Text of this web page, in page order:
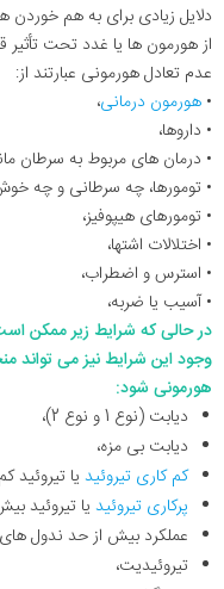
دلایل زیادی برای به هم خوردن
از هورمون ها یا غدد تحت تأثیر
عدم تعادل هورمونی عبارتند از:
• هورمون درمانی،
• داروها،
• درمان های مربوط به سرطان
• تومورها، چه سرطانی و چه
• تومورهای هیپوفیز،
• اختلالات اشتها،
• استرس و اضطراب،
• آسیب یا ضربه،
در حالی که شرایط زیر ممکن
وجود این شرایط نیز می تواند
هورمونی شود:
دیابت (نوع 1 و نوع 2)،
دیابت بی مزه،
کم کاری تیروئید یا تیروئید
پرکاری تیروئید یا تیروئید
عملکرد بیش از حد ندول های
تیروئیدیت،